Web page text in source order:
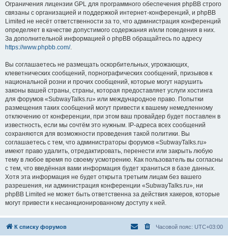
Ограничения лицензии GPL для программного обеспечения phpBB строго
связаны с организацией и поддержкой интернет-конференций, и phpBB
Limited не несёт ответственности за то, что администрация конференций
определяет в качестве допустимого содержания и/или поведения в них.
За дополнительной информацией о phpBB обращайтесь по адресу
https://www.phpbb.com/.
Вы соглашаетесь не размещать оскорбительных, угрожающих,
клеветнических сообщений, порнографических сообщений, призывов к
национальной розни и прочих сообщений, которые могут нарушить
законы вашей страны, страны, которая предоставляет услуги хостинга
для форумов «SubwayTalks.ru» или международное право. Попытки
размещения таких сообщений могут привести к вашему немедленному
отключению от конференции, при этом ваш провайдер будет поставлен в
известность, если мы сочтём это нужным. IP-адреса всех сообщений
сохраняются для возможности проведения такой политики. Вы
соглашаетесь с тем, что администраторы форумов «SubwayTalks.ru»
имеют право удалить, отредактировать, перенести или закрыть любую
тему в любое время по своему усмотрению. Как пользователь вы согласны
с тем, что введённая вами информация будет храниться в базе данных.
Хотя эта информация не будет открыта третьим лицам без вашего
разрешения, ни администрация конференции «SubwayTalks.ru», ни
phpBB Limited не может быть ответственна за действия хакеров, которые
могут привести к несанкционированному доступу к ней.
К списку форумов Часовой пояс: UTC+03:00